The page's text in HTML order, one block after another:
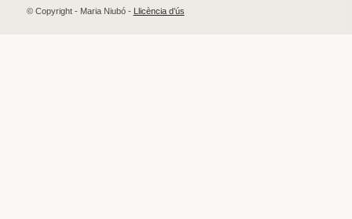
© Copyright - Maria Niubó - Llicència d’ús